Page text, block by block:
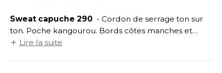
VISIBILITE
MODULABLES
BY PROMODORO
HALES
Sweat capuche 290
ton. Poche kangourou. Bords côtes manches et
taille en lycra côte 1x1.
Lire la suite